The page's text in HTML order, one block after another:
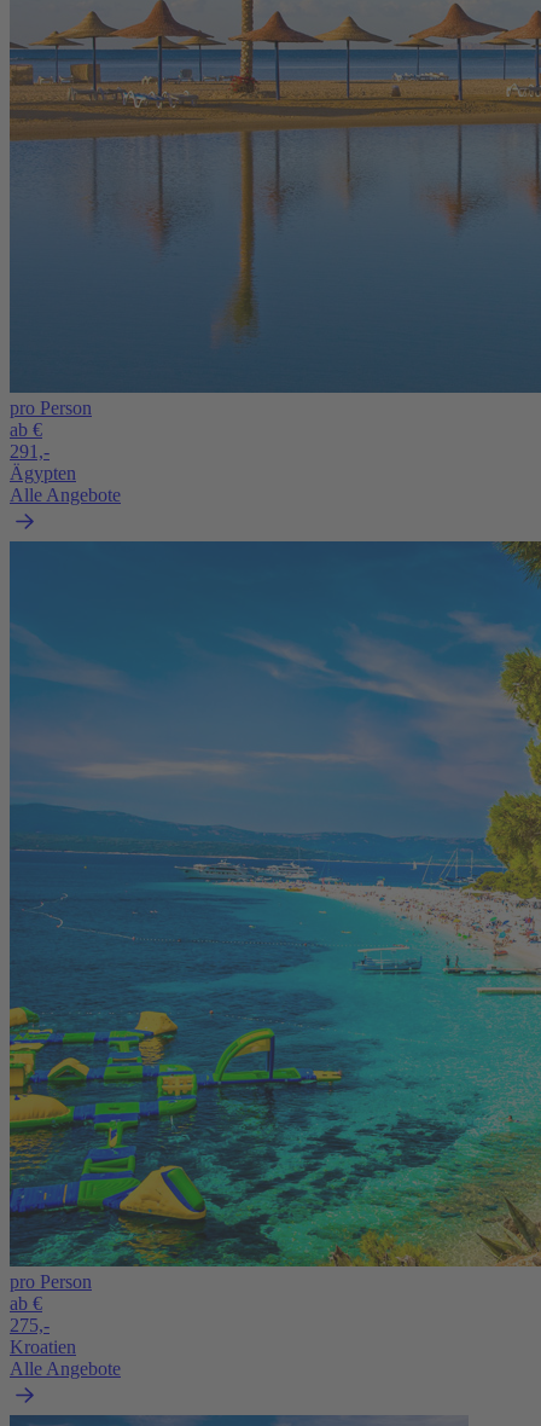
pro Person
ab €
291,-
Ägypten
Alle Angebote
pro Person
ab €
275,-
Kroatien
Alle Angebote